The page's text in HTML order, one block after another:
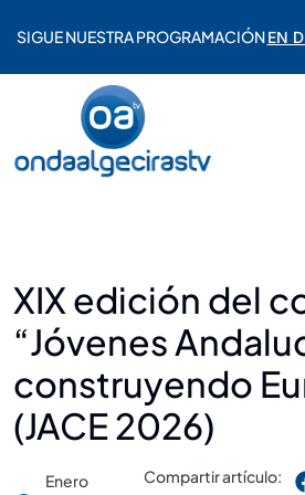
SIGUE NUESTRA PROGRAMACIÓNEN
XIX edición del
“Jóvenes
construyendo
(JACE 2026)
Enero
Compartir artículo: